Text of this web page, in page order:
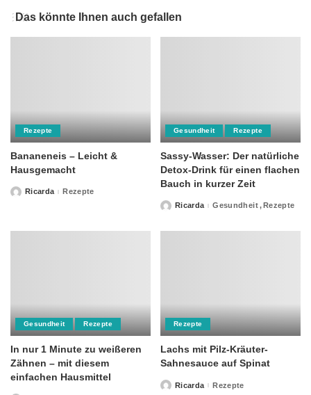
Das könnte Ihnen auch gefallen
Rezepte
Bananeneis – Leicht &
Hausgemacht
PostedRicarda Rezepte
Gesundheit Rezepte
Sassy-Wasser: Der natürliche
Detox-Drink für einen flachen
Bauch in kurzer Zeit
PostedRicarda Gesundheit Rezepte
Gesundheit Rezepte
In nur 1 Minute zu weißeren
Zähnen – mit diesem
einfachen Hausmittel
Rezepte
Lachs mit Pilz-Kräuter-
Sahnesauce auf Spinat
PostedRicarda Rezepte